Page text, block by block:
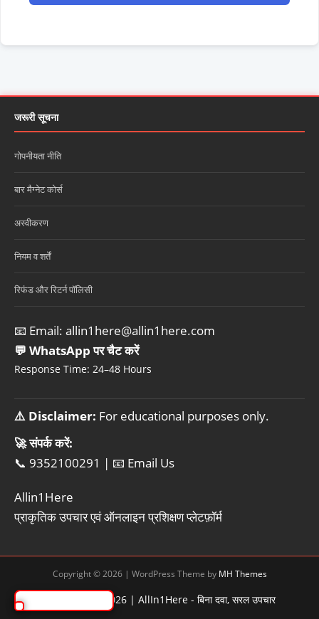
जरूरी सूचना
गोपनीयता नीति
बार मैग्नेट कोर्स
अस्वीकरण
नियम व शर्तें
रिफंड और रिटर्न पॉलिसी
📧 Email: allin1here@allin1here.com
💬 WhatsApp पर चैट करें
Response Time: 24–48 Hours
⚠️ Disclaimer: For educational purposes only.
🚀 संपर्क करें:
📞 9352100291 | 📧 Email Us
Allin1Here
प्राकृतिक उपचार एवं ऑनलाइन प्रशिक्षण प्लेटफ़ॉर्म
Copyright © 2026 | WordPress Theme by MH Themes